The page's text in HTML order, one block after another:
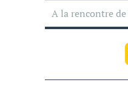
A la rencontre